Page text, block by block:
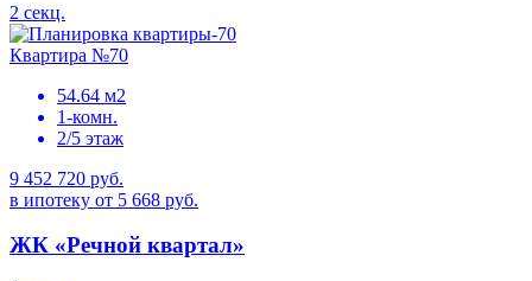
2 секц.
Квартира №70
54.64 м2
1-комн.
2/5 этаж
9 452 720 руб.
в ипотеку от 5 668 руб.
ЖК «Речной квартал»